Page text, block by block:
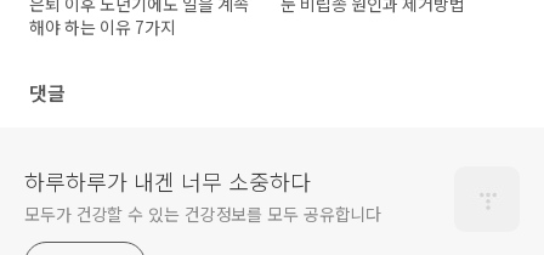
해야 하는 이유 7가지
댓글
하루하루가 내겐 너무 소중하다
모두가 건강할 수 있는 건강정보를 모두 공유합니다